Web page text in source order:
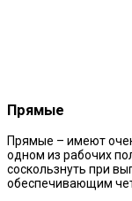
Прямые
Прямые – имеют
одном из рабочих
соскользнуть при
обеспечивающим